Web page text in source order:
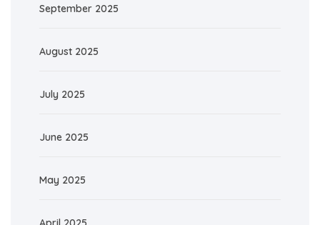
September 2025
August 2025
July 2025
June 2025
May 2025